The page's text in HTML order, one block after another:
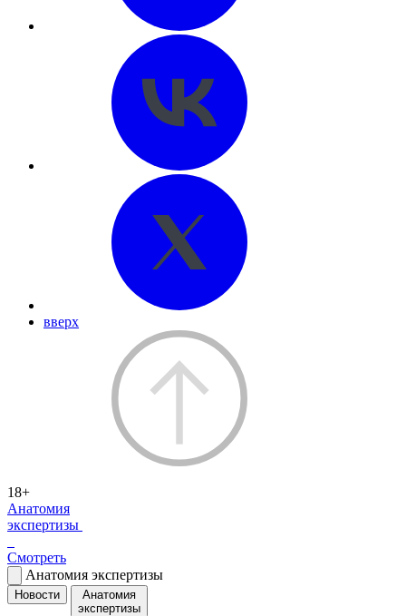
вверх
18+
Анатомия
экспертизы
Смотреть
Анатомия экспертизы
Новости
Анатомия
экспертизы